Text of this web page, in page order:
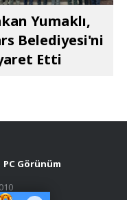
Yumaklı,
Belediyesi'ni
Etti
PC Görünüm